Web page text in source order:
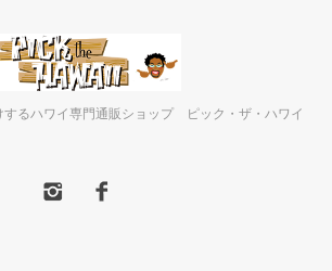
するハワイ専門通販ショップ ピック・ザ・ハワイ